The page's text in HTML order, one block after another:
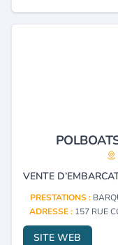
PRESTATIONS :
ADRESSE : 157 RUE
SITE WEB